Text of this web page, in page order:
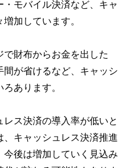
モバイル決済など、キャ
加しています。
財布からお金を出した
間が省けるなど、キャッシ
あります。
ス決済の導入率が低いと
キャッシュレス決済推進
後は増加していく見込み